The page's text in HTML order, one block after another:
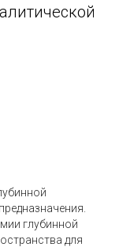
глубинной
для